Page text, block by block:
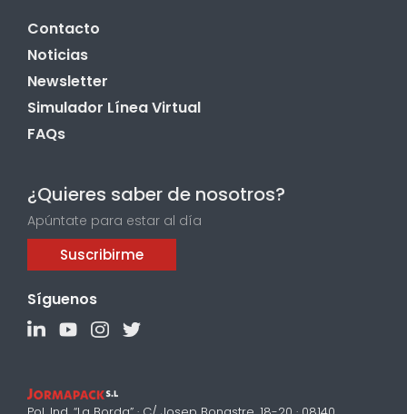
Contacto
Noticias
Newsletter
Simulador Línea Virtual
FAQs
¿Quieres saber de nosotros?
Apúntate para estar al día
Suscribirme
Síguenos